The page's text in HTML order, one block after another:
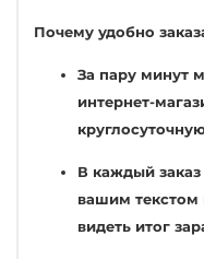
Почему удобно
За пару минут
интернет-
В каждый
вашим текстом
видеть итог